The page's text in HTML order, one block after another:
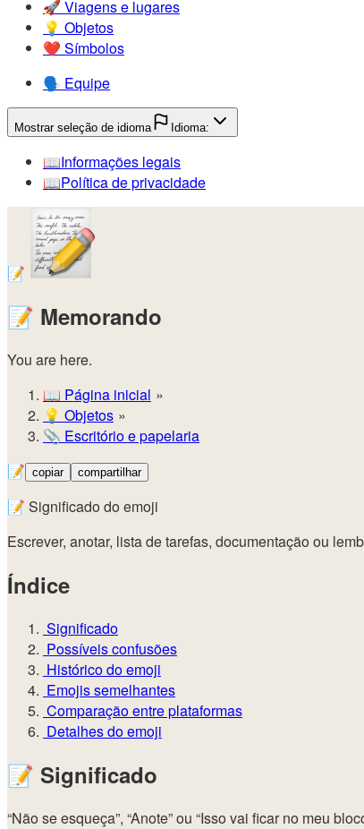
🚀️ Viagens e lugares
💡️ Objetos
❤️ Símbolos
🗣️ Equipe
Mostrar seleção de idioma Idioma:
📖️Informações legais
📖️Política de privacidade
📝
📝 Memorando
You are here.
📖 Página inicial
💡️ Objetos
📎 Escritório e papelaria
📝 copiar compartilhar
📝 Significado do emoji
Escrever, anotar, lista de tarefas, documentação ou
Índice
Significado
Possíveis confusões
Histórico do emoji
Emojis semelhantes
Comparação entre plataformas
Detalhes do emoji
📝 Significado
“Não se esqueça”, “Anote” ou “Isso vai ficar no meu